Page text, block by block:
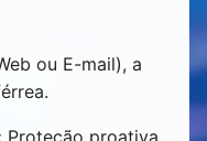
ou E-mail), a
Proteção proativa